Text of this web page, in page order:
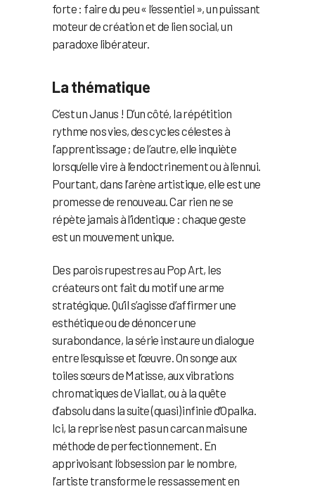
forte : faire du peu « l’essentiel », un puissant
moteur de création et de lien social, un
paradoxe libérateur.
La thématique
C’est un Janus ! D’un côté, la répétition
rythme nos vies, des cycles célestes à
l’apprentissage ; de l’autre, elle inquiète
lorsqu’elle vire à l’endoctrinement ou à l’ennui.
Pourtant, dans l’arène artistique, elle est une
promesse de renouveau. Car rien ne se
répète jamais à l’identique : chaque geste
est un mouvement unique.
Des parois rupestres au Pop Art, les
créateurs ont fait du motif une arme
stratégique. Qu’il s’agisse d’affirmer une
esthétique ou de dénoncer une
surabondance, la série instaure un dialogue
entre l’esquisse et l’œuvre. On songe aux
toiles sœurs de Matisse, aux vibrations
chromatiques de Viallat, ou à la quête
d’absolu dans la suite (quasi) infinie d’Opalka.
Ici, la reprise n’est pas un carcan mais une
méthode de perfectionnement. En
apprivoisant l’obsession par le nombre,
l’artiste transforme le ressassement en